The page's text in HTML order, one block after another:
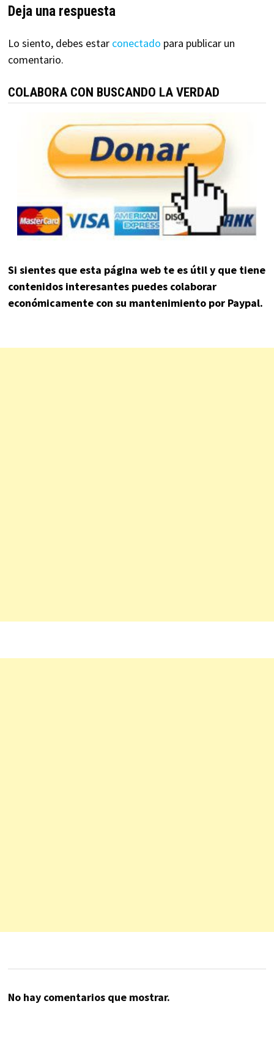
Deja una respuesta
Lo siento, debes estar conectado para publicar un
comentario.
COLABORA CON BUSCANDO LA VERDAD
Si sientes que esta página web te es útil y que tiene
contenidos interesantes puedes colaborar
económicamente con su mantenimiento por Paypal.
No hay comentarios que mostrar.